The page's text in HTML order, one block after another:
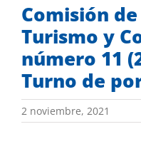
Comisión
Turismo y
número 11
Turno de
2 noviembre, 2021